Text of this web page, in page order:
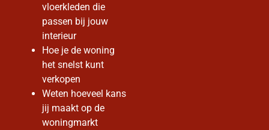
vloerkleden die
passen bij jouw
interieur
Hoe je de woning
het snelst kunt
verkopen
Weten hoeveel kans
jij maakt op de
woningmarkt